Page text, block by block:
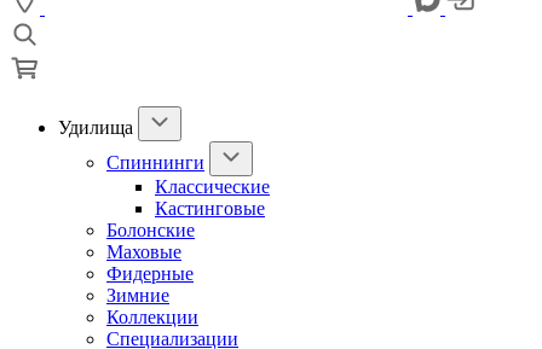
Удилища
Спиннинги
Классические
Кастинговые
Болонские
Маховые
Фидерные
Зимние
Коллекции
Специализации